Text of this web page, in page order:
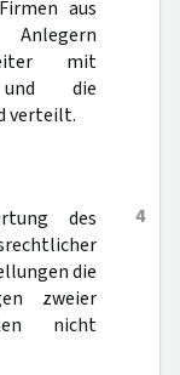
aus
mit
und die
verteilt.
4
des
die
zweier
nicht